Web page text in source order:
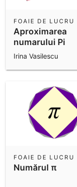
Aproximarea
numarului Pi
FOAIE DE LUCRU
Irina Vasilescu
Numărul π
FOAIE DE LUCRU